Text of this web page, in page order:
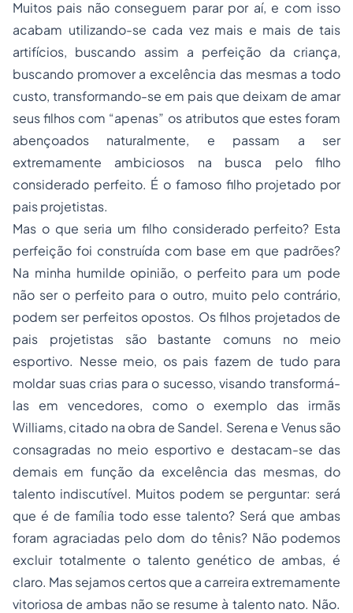
Muitos pais não conseguem parar por aí, e com isso
acabam utilizando-se cada vez mais e mais de tais
artifícios, buscando assim a perfeição da criança,
buscando promover a excelência das mesmas a todo
custo, transformando-se em pais que deixam de amar
seus filhos com “apenas” os atributos que estes foram
abençoados naturalmente, e passam a ser
extremamente ambiciosos na busca pelo filho
considerado perfeito. É o famoso filho projetado por
pais projetistas.
Mas o que seria um filho considerado perfeito? Esta
perfeição foi construída com base em que padrões?
Na minha humilde opinião, o perfeito para um pode
não ser o perfeito para o outro, muito pelo contrário,
podem ser perfeitos opostos. Os filhos projetados de
pais projetistas são bastante comuns no meio
esportivo. Nesse meio, os pais fazem de tudo para
moldar suas crias para o sucesso, visando transformá-
las em vencedores, como o exemplo das irmãs
Williams, citado na obra de Sandel. Serena e Venus são
consagradas no meio esportivo e destacam-se das
demais em função da excelência das mesmas, do
talento indiscutível. Muitos podem se perguntar: será
que é de família todo esse talento? Será que ambas
foram agraciadas pelo dom do tênis? Não podemos
excluir totalmente o talento genético de ambas, é
claro. Mas sejamos certos que a carreira extremamente
vitoriosa de ambas não se resume à talento nato. Não.